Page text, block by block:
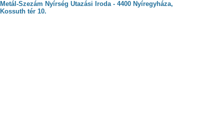
Metál-Szezám Nyírség Utazási Iroda - 4400 Nyíregyháza,
Kossuth tér 10.